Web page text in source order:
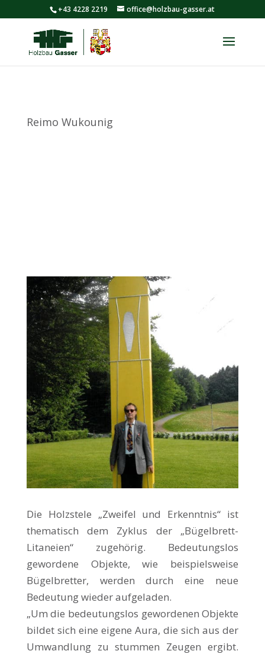
+43 4228 2219 office@holzbau-gasser.at
Reimo Wukounig
Die Holzstele „Zweifel und Erkenntnis“ ist
thematisch dem Zyklus der „Bügelbrett-
Litaneien“ zugehörig. Bedeutungslos
gewordene Objekte, wie beispielsweise
Bügelbretter, werden durch eine neue
Bedeutung wieder aufgeladen.
„Um die bedeutungslos gewordenen Objekte
bildet sich eine eigene Aura, die sich aus der
Umwandlung zu stummen Zeugen ergibt.